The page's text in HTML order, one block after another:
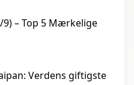
9) – Top 5 Mærkelige
Verdens giftigste